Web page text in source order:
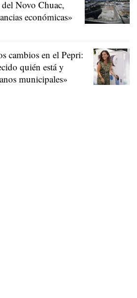
Novo Chuac,
económicas»
cambios en el Pepri:
quién está y
municipales»